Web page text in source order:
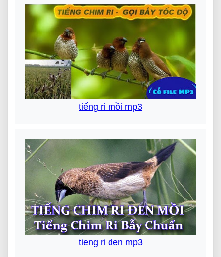
tiếng ri mồi mp3
tieng ri den mp3